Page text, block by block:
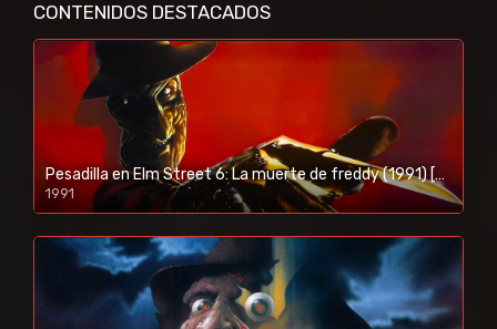
CONTENIDOS DESTACADOS
Pesadilla en Elm Street 6: La muerte de freddy (1991) [BR-RIP] [HD-1080p]
1991